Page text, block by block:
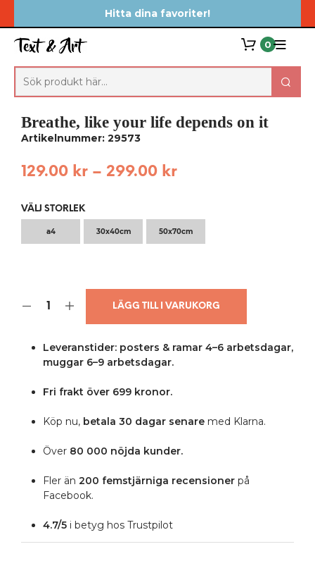
Hitta dina favoriter!
0
Breathe, like your life depends on it
Artikelnummer: 29573
129.00 kr – 299.00 kr
VÄLJ STORLEK
a4 30x40cm 50x70cm
LÄGG TILL I VARUKORG
Leveranstider: posters & ramar 4–6 arbetsdagar,
muggar 6–9 arbetsdagar.
Fri frakt över 699 kronor.
Köp nu,betala 30 dagar senaremed Klarna.
Över 80 000 nöjda kunder.
Fler än 200 femstjärniga recensionerpå
Facebook.
4.7/5i betyg hos Trustpilot